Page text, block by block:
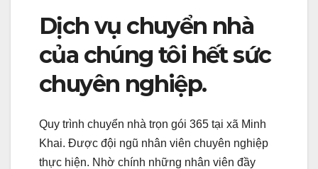
Dịch vụ chuyển nhà
của chúng tôi hết sức
chuyên nghiệp.
Quy trình chuyển nhà trọn gói 365 tại xã Minh
Khai. Được đội ngũ nhân viên chuyên nghiệp
thực hiện. Nhờ chính những nhân viên đầy